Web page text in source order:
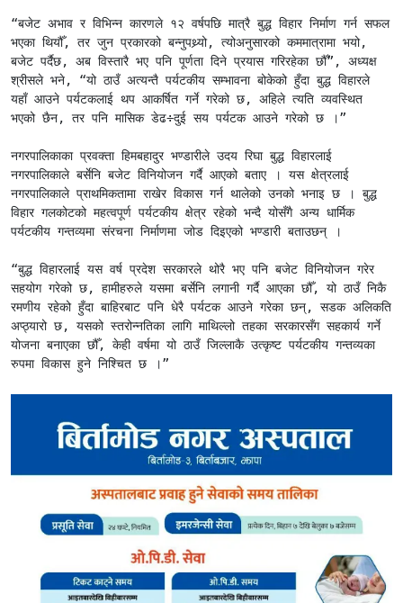
“बजेट अभाव र विभिन्न कारणले १२ वर्षपछि मात्रै बुद्ध विहार निर्माण गर्न सफल
भएका थियौँ, तर जुन प्रकारको बन्नुपथ्र्यो, त्योअनुसारको कममात्रामा भयो,
बजेट पर्दैछ, अब विस्तारै भए पनि पूर्णता दिने प्रयास गरिरहेका छौँ”, अध्यक्ष
श्रीसले भने, “यो ठाउँ अत्यन्तै पर्यटकीय सम्भावना बोकेको हुँदा बुद्ध विहारले
यहाँ आउने पर्यटकलाई थप आकर्षित गर्ने गरेको छ, अहिले त्यति व्यवस्थित
भएको छैन, तर पनि मासिक डेढ÷दुई सय पर्यटक आउने गरेको छ ।”
नगरपालिकाका प्रवक्ता हिमबहादुर भण्डारीले उदय रिघा बुद्ध विहारलाई
नगरपालिकाले बर्सेनि बजेट विनियोजन गर्दै आएको बताए । यस क्षेत्रलाई
नगरपालिकाले प्राथमिकतामा राखेर विकास गर्न थालेको उनको भनाइ छ । बुद्ध
विहार गलकोटको महत्वपूर्ण पर्यटकीय क्षेत्र रहेको भन्दै योसँगै अन्य धार्मिक
पर्यटकीय गन्तव्यमा संरचना निर्माणमा जोड दिइएको भण्डारी बताउछन् ।
“बुद्ध विहारलाई यस वर्ष प्रदेश सरकारले थोरै भए पनि बजेट विनियोजन गरेर
सहयोग गरेको छ, हामीहरुले यसमा बर्सेनि लगानी गर्दै आएका छौँ, यो ठाउँ निकै
रमणीय रहेको हुँदा बाहिरबाट पनि धेरै पर्यटक आउने गरेका छन्, सडक अलिकति
अप्ठ्यारो छ, यसको स्तरोन्नतिका लागि माथिल्लो तहका सरकारसँग सहकार्य गर्ने
योजना बनाएका छौँ, केही वर्षमा यो ठाउँ जिल्लाकै उत्कृष्ट पर्यटकीय गन्तव्यका
रुपमा विकास हुने निश्चित छ ।”